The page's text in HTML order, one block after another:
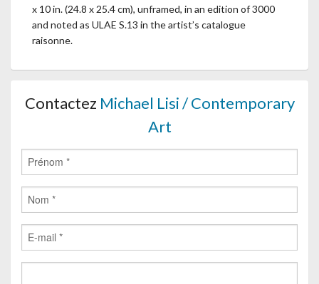
x 10 in. (24.8 x 25.4 cm), unframed, in an edition of 3000
and noted as ULAE S.13 in the artist’s catalogue
raisonne.
Contactez Michael Lisi / Contemporary
Art